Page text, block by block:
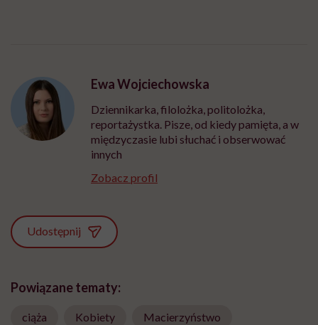
Ewa Wojciechowska
Dziennikarka, filolożka, politolożka,
reportażystka. Pisze, od kiedy pamięta, a w
międzyczasie lubi słuchać i obserwować
innych
Zobacz profil
Udostępnij
Powiązane tematy:
ciąża Kobiety Macierzyństwo